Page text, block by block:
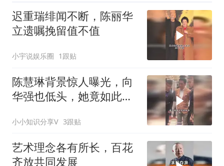
迟重瑞绯闻不断，陈丽华
立遗嘱挽留值不值
小宇说娱乐圈 1跟贴
陈慧琳背景惊人曝光，向
华强也低头，她竟如此低
小小知识分享V 3跟贴
艺术理念各有所长，百花
齐放共同发展